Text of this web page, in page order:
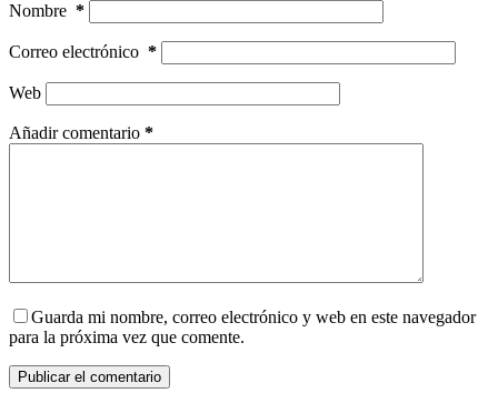
Nombre *
Correo electrónico *
Web
Añadir comentario *
Guarda mi nombre, correo electrónico y web en este navegador
para la próxima vez que comente.
Publicar el comentario